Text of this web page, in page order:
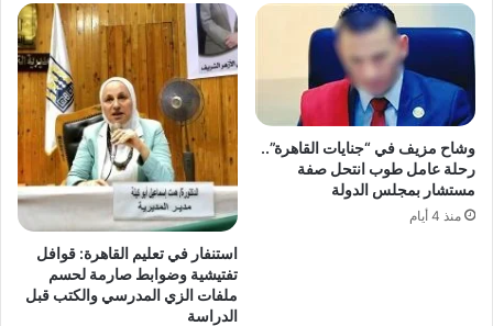
وشاح مزيف في “جنايات القاهرة”..
رحلة عامل طوب انتحل صفة
مستشار بمجلس الدولة
منذ 4 أيام
استنفار في تعليم القاهرة: قوافل
تفتيشية وضوابط صارمة لحسم
ملفات الزي المدرسي والكتب قبل
الدراسة